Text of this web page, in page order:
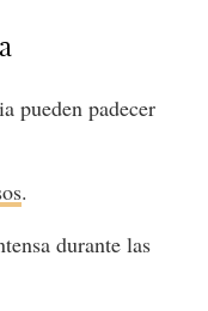
pueden padecer
.
durante las